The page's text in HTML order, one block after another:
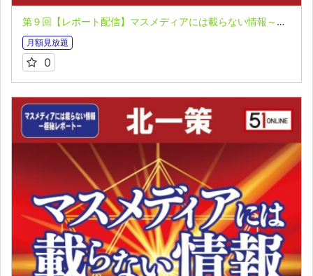
第９回【レポート配信】マスメディアには載らない情報～極秘レポート～ 北一策
月額見放題
0